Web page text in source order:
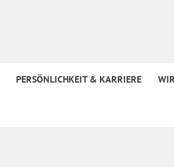
PERSÖNLICHKEIT & KARRIERE